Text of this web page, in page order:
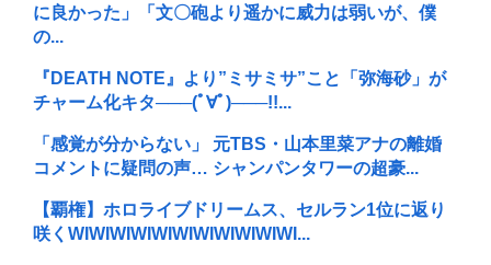
に良かった」「文〇砲より遥かに威力は弱いが、僕
の...
『DEATH NOTE』より”ミサミサ”こと「弥海砂」が
チャーム化キタ───(ﾟ∀ﾟ)───!!...
「感覚が分からない」 元TBS・山本里菜アナの離婚
コメントに疑問の声… シャンパンタワーの超豪...
【覇権】ホロライブドリームス、セルラン1位に返り
咲くWIWIWIWIWIWIWIWIWIWIWI...